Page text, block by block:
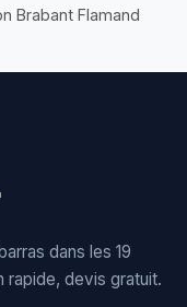
Brabant Flamand
dans les 19
rapide, devis gratuit.